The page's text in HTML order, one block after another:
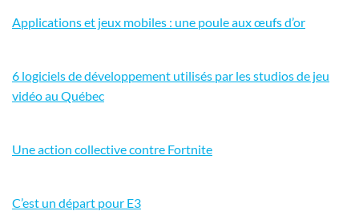
Applications et jeux mobiles : une poule aux œufs d’or
6 logiciels de développement utilisés par les studios de jeu
vidéo au Québec
Une action collective contre Fortnite
C’est un départ pour E3